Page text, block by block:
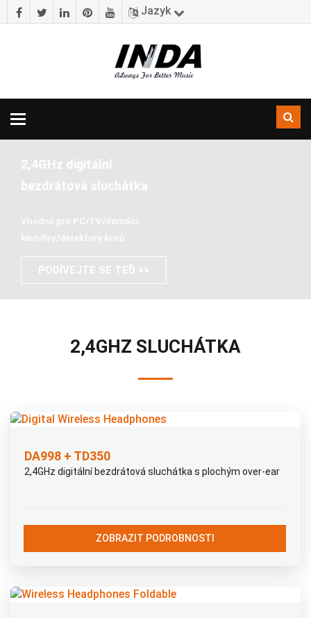
Jazyk
Přepínačka
2,4GHz digitální
bezdrátová sluchátka
Vhodné pro PC/TV/domácí
kino/hry/detektory kovů
PODÍVEJTE SE TEĎ >>
2,4GHZ SLUCHÁTKA
DA998 + TD350
2,4GHz digitální bezdrátová sluchátka s plochým over-ear
ZOBRAZIT PODROBNOSTI